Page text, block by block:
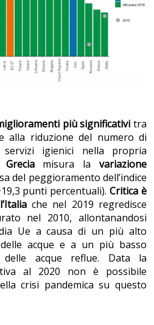
più significativi tra
alla riduzione del numero di
igienici nella propria
Grecia misura lavariazione
del peggioramento dell’indice
punti percentuali).Critica è
che nel 2019 regredisce
nel 2010, allontanandosi
Ue a causa di un più alto
acque e a un più basso
acque reflue. Data la
al 2020 non è possibile
crisi pandemica su questo